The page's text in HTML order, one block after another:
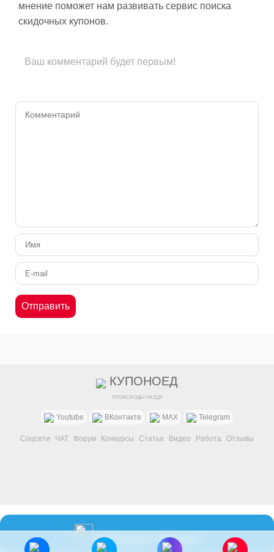
мнение поможет нам развивать сервис поиска
скидочных купонов.
Ваш комментарий будет первым!
КУПОНОЕД
ПРОМОКОДЫ НА ЕДУ
Youtube ВКонтакте MAX Telegram
Соцсети ЧАТ Форум Конкурсы Статьи Видео Работа Отзывы
Промокоды в Telegram